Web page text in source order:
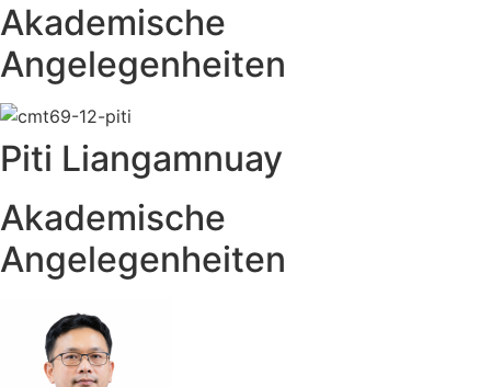
Akademische
Angelegenheiten
Piti Liangamnuay
Akademische
Angelegenheiten